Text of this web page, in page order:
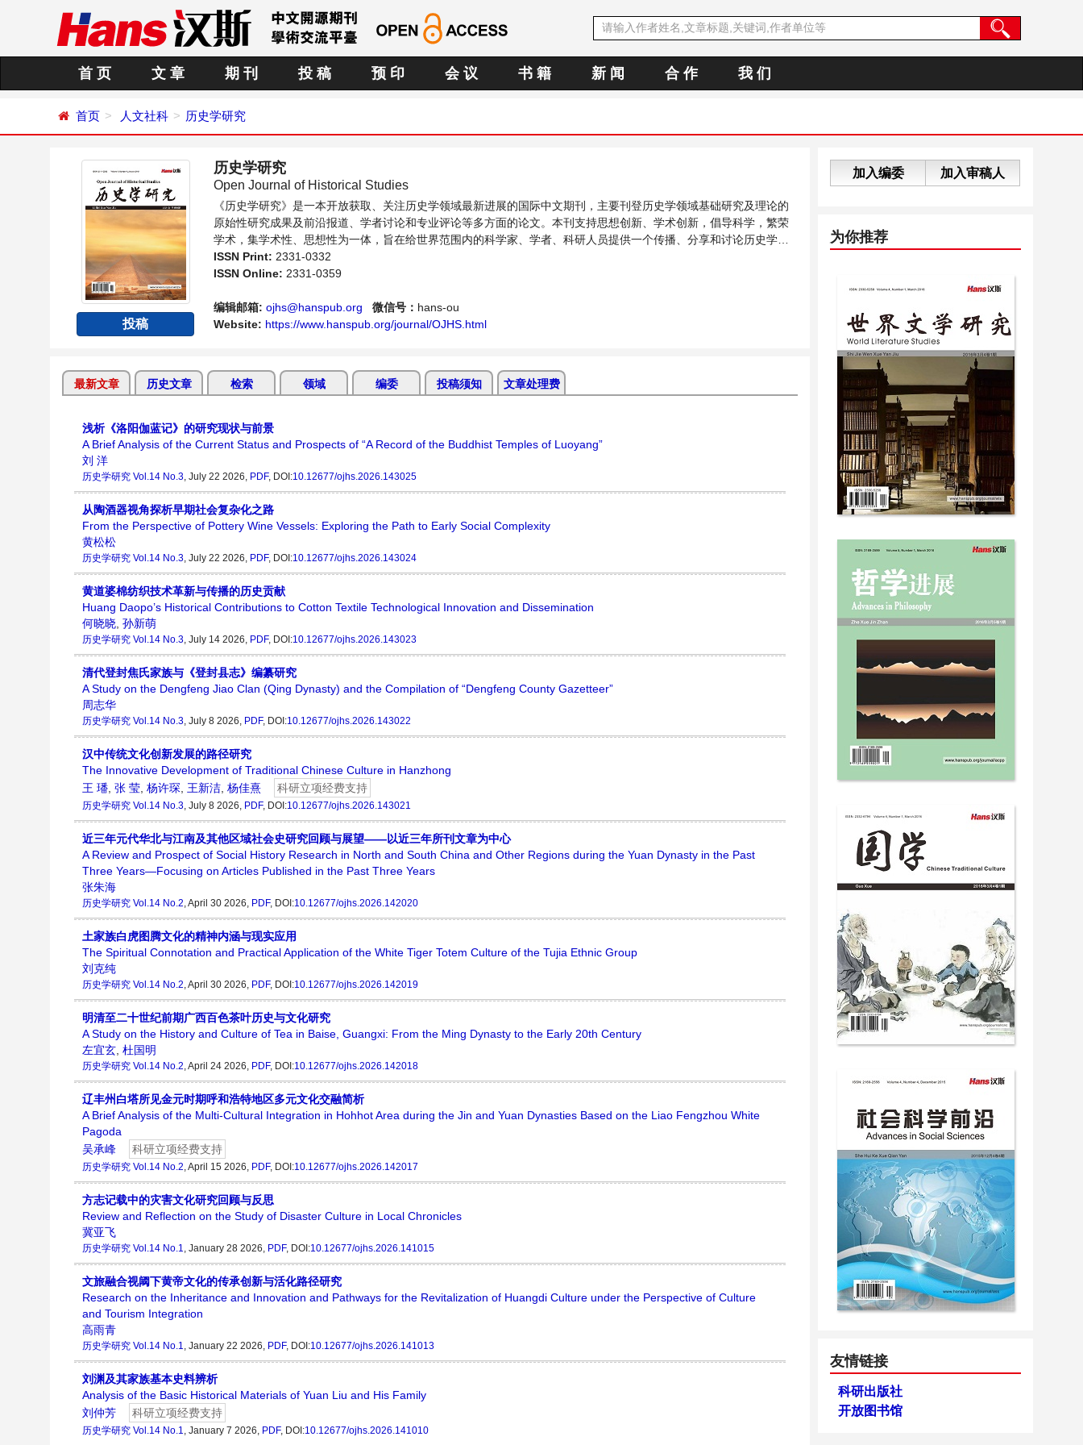
首 页 文 章 期 刊 投 稿 预 印 会 议 书 籍 新 闻 合 作 我 们
首页 人文社科 历史学研究
投稿
历史学研究
Open Journal of Historical Studies
《历史学研究》是一本开放获取、关注历史学领域最新进展的国际中文期刊，主要刊登历史学领域基础研究及理论的
原始性研究成果及前沿报道、学者讨论和专业评论等多方面的论文。本刊支持思想创新、学术创新，倡导科学，繁荣
学术，集学术性、思想性为一体，旨在给世界范围内的科学家、学者、科研人员提供一个传播、分享和讨论历史学领
域内不同方向问题与发展的交流平台。
ISSN Print: 2331-0332
ISSN Online: 2331-0359
编辑邮箱: ojhs@hanspub.org 微信号： hans-ou
Website: https://www.hanspub.org/journal/OJHS.html
最新文章 历史文章 检索 领域 编委 投稿须知 文章处理费
浅析《洛阳伽蓝记》的研究现状与前景
A Brief Analysis of the Current Status and Prospects of “A Record of the Buddhist Temples of Luoyang”
刘 洋
历史学研究 Vol.14 No.3, July 22 2026, PDF, DOI:10.12677/ojhs.2026.143025
从陶酒器视角探析早期社会复杂化之路
From the Perspective of Pottery Wine Vessels: Exploring the Path to Early Social Complexity
黄松松
历史学研究 Vol.14 No.3, July 22 2026, PDF, DOI:10.12677/ojhs.2026.143024
黄道婆棉纺织技术革新与传播的历史贡献
Huang Daopo’s Historical Contributions to Cotton Textile Technological Innovation and Dissemination
何晓晓, 孙新萌
历史学研究 Vol.14 No.3, July 14 2026, PDF, DOI:10.12677/ojhs.2026.143023
清代登封焦氏家族与《登封县志》编纂研究
A Study on the Dengfeng Jiao Clan (Qing Dynasty) and the Compilation of “Dengfeng County Gazetteer”
周志华
历史学研究 Vol.14 No.3, July 8 2026, PDF, DOI:10.12677/ojhs.2026.143022
汉中传统文化创新发展的路径研究
The Innovative Development of Traditional Chinese Culture in Hanzhong
王 璠, 张 莹, 杨许琛, 王新洁, 杨佳熹 科研立项经费支持
历史学研究 Vol.14 No.3, July 8 2026, PDF, DOI:10.12677/ojhs.2026.143021
近三年元代华北与江南及其他区域社会史研究回顾与展望——以近三年所刊文章为中心
A Review and Prospect of Social History Research in North and South China and Other Regions during the Yuan Dynasty in the Past
Three Years—Focusing on Articles Published in the Past Three Years
张朱海
历史学研究 Vol.14 No.2, April 30 2026, PDF, DOI:10.12677/ojhs.2026.142020
土家族白虎图腾文化的精神内涵与现实应用
The Spiritual Connotation and Practical Application of the White Tiger Totem Culture of the Tujia Ethnic Group
刘克纯
历史学研究 Vol.14 No.2, April 30 2026, PDF, DOI:10.12677/ojhs.2026.142019
明清至二十世纪前期广西百色茶叶历史与文化研究
A Study on the History and Culture of Tea in Baise, Guangxi: From the Ming Dynasty to the Early 20th Century
左宜玄, 杜国明
历史学研究 Vol.14 No.2, April 24 2026, PDF, DOI:10.12677/ojhs.2026.142018
辽丰州白塔所见金元时期呼和浩特地区多元文化交融简析
A Brief Analysis of the Multi-Cultural Integration in Hohhot Area during the Jin and Yuan Dynasties Based on the Liao Fengzhou White
Pagoda
吴承峰
科研立项经费支持
历史学研究 Vol.14 No.2, April 15 2026, PDF, DOI:10.12677/ojhs.2026.142017
方志记载中的灾害文化研究回顾与反思
Review and Reflection on the Study of Disaster Culture in Local Chronicles
冀亚飞
历史学研究 Vol.14 No.1, January 28 2026, PDF, DOI:10.12677/ojhs.2026.141015
文旅融合视阈下黄帝文化的传承创新与活化路径研究
Research on the Inheritance and Innovation and Pathways for the Revitalization of Huangdi Culture under the Perspective of Culture
and Tourism Integration
高雨青
历史学研究 Vol.14 No.1, January 22 2026, PDF, DOI:10.12677/ojhs.2026.141013
刘渊及其家族基本史料辨析
Analysis of the Basic Historical Materials of Yuan Liu and His Family
刘仲芳
科研立项经费支持
历史学研究 Vol.14 No.1, January 7 2026, PDF, DOI:10.12677/ojhs.2026.141010
加入编委 加入审稿人
为你推荐
友情链接
科研出版社
开放图书馆